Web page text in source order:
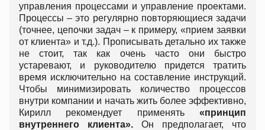
управления процессами и управление проектами.
Процессы – это регулярно повторяющиеся задачи
(точнее, цепочки задач – к примеру, «прием заявки
от клиента» и т.д.). Прописывать детально их также
не стоит, так как очень часто они быстро
устаревают, и руководителю придется тратить
время исключительно на составление инструкций.
Чтобы минимизировать количество процессов
внутри компании и начать жить более эффективно,
Кирилл рекомендует применять «принцип
внутреннего клиента». Он предполагает, что